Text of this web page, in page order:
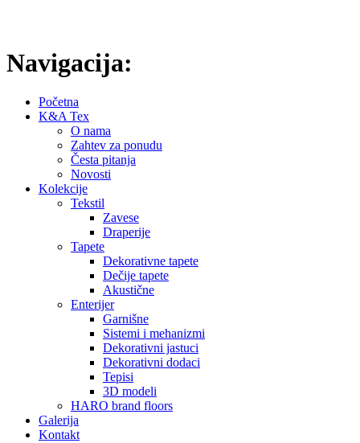
Navigacija:
Početna
K&A Tex
O nama
Zahtev za ponudu
Česta pitanja
Novosti
Kolekcije
Tekstil
Zavese
Draperije
Tapete
Dekorativne tapete
Dečije tapete
Akustične
Enterijer
Garnišne
Sistemi i mehanizmi
Dekorativni jastuci
Dekorativni dodaci
Tepisi
3D modeli
HARO brand floors
Galerija
Kontakt